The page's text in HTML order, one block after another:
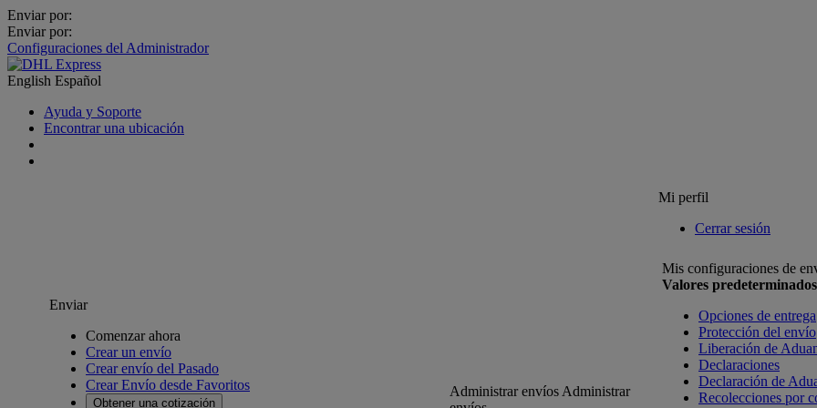
Enviar por:
Enviar por:
Configuraciones del Administrador
English Español
Ayuda y Soporte
Encontrar una ubicación
Mi perfil
Cerrar sesión
Enviar
Comenzar ahora
Crear un envío
Crear envío del Pasado
Crear Envío desde Favoritos
Obtener una cotización
Administrar envíos Administrar
Mis configuraciones de
Valores
Opciones de entrega
Protección del envío
Liberación de
Declaraciones
Declaración de
Recolecciones por